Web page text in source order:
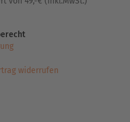
widerrufen